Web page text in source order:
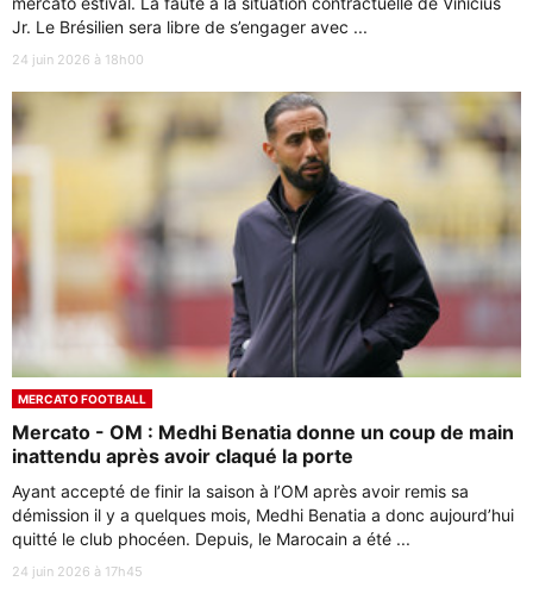
Jr. Le Brésilien sera libre de s’engager avec ...
24 juin 2026 à 18h00
MERCATO FOOTBALL
Mercato - OM : Medhi Benatia donne un coup de main
inattendu après avoir claqué la porte
Ayant accepté de finir la saison à l’OM après avoir remis sa
démission il y a quelques mois, Medhi Benatia a donc aujourd’hui
quitté le club phocéen. Depuis, le Marocain a été ...
24 juin 2026 à 17h45